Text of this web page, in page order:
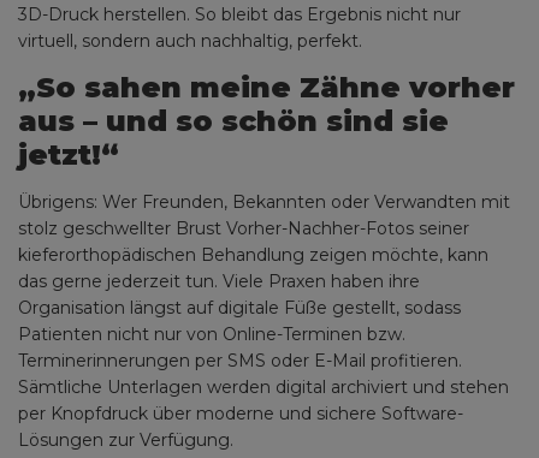
3D-Druck herstellen. So bleibt das Ergebnis nicht nur
virtuell, sondern auch nachhaltig, perfekt.
„So sahen meine Zähne vorher
aus – und so schön sind sie
jetzt!“
Übrigens: Wer Freunden, Bekannten oder Verwandten mit
stolz geschwellter Brust Vorher-Nachher-Fotos seiner
kieferorthopädischen Behandlung zeigen möchte, kann
das gerne jederzeit tun. Viele Praxen haben ihre
Organisation längst auf digitale Füße gestellt, sodass
Patienten nicht nur von Online-Terminen bzw.
Terminerinnerungen per SMS oder E-Mail profitieren.
Sämtliche Unterlagen werden digital archiviert und stehen
per Knopfdruck über moderne und sichere Software-
Lösungen zur Verfügung.